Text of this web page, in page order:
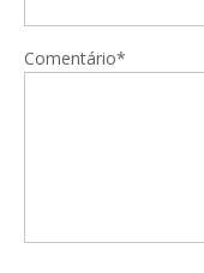
Comentário*